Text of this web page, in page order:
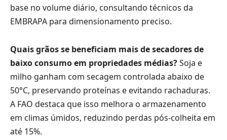
base no volume diário, consultando técnicos da
EMBRAPA para dimensionamento preciso.
Quais grãos se beneficiam mais de secadores de
baixo consumo em propriedades médias?Soja e
milho ganham com secagem controlada abaixo de
50°C, preservando proteínas e evitando rachaduras.
A FAO destaca que isso melhora o armazenamento
em climas úmidos, reduzindo perdas pós-colheita em
até 15%.